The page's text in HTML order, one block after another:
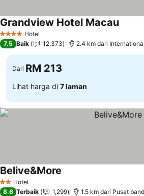
4 BintangHotel
Grandview Hotel Macau
7.5 Baik 12,373 2.4 km dari
Dari RM 213
Lihat harga di 7 laman
2 Bintang
Hotel
Belive&More
8.6 Terbaik 1,299 1.5 km dari Pusat